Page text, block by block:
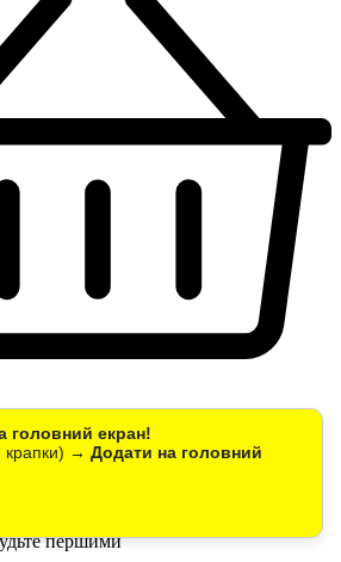
головний екран!
крапки) → Додати на головний
світла
HB4 (9006)
лампа GS77 HB4/9006
6000K IP65
першими